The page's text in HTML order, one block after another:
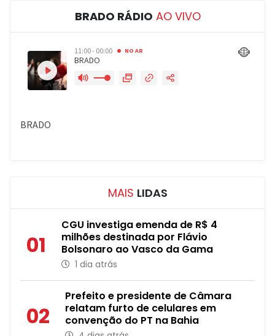
BRADO RÁDIO AO VIVO
MAIS LIDAS
01
CGU investiga emenda de R$ 4
milhões destinada por Flávio
Bolsonaro ao Vasco da Gama
1 dia atrás
02
Prefeito e presidente de Câmara
relatam furto de celulares em
convenção do PT na Bahia